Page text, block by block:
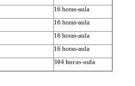
16 horas-aula
16 horas-aula
16 horas-aula
16 horas-aula
304 horas-aula